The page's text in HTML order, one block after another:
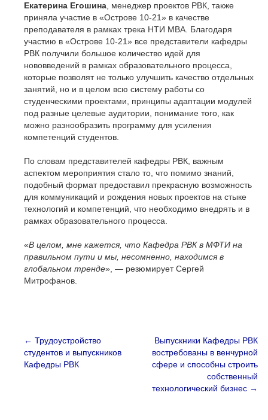
Екатерина Егошина , менеджер проектов РВК, также
приняла участие в «Острове 10-21» в качестве
преподавателя в рамках трека НТИ МВА. Благодаря
участию в «Острове 10-21» все представители кафедры
РВК получили большое количество идей для
нововведений в рамках образовательного процесса,
которые позволят не только улучшить качество отдельных
занятий, но и в целом всю систему работы со
студенческими проектами, принципы адаптации модулей
под разные целевые аудитории, понимание того, как
можно разнообразить программу для усиления
компетенций студентов.
По словам представителей кафедры РВК, важным
аспектом мероприятия стало то, что помимо знаний,
подобный формат предоставил прекрасную возможность
для коммуникаций и рождения новых проектов на стыке
технологий и компетенций, что необходимо внедрять и в
рамках образовательного процесса.
«В целом, мне кажется, что Кафедра РВК в МФТИ на
правильном пути и мы, несомненно, находимся в
глобальном тренде», — резюмирует Сергей
Митрофанов.
← Трудоустройство
студентов и выпускников
Кафедры РВК
Выпускники Кафедры РВК
востребованы в венчурной
сфере и способны строить
собственный
технологический бизнес →